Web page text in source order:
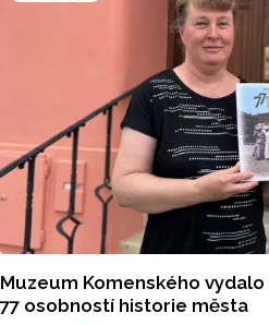
Muzeum Komenského
77 osobností historie města